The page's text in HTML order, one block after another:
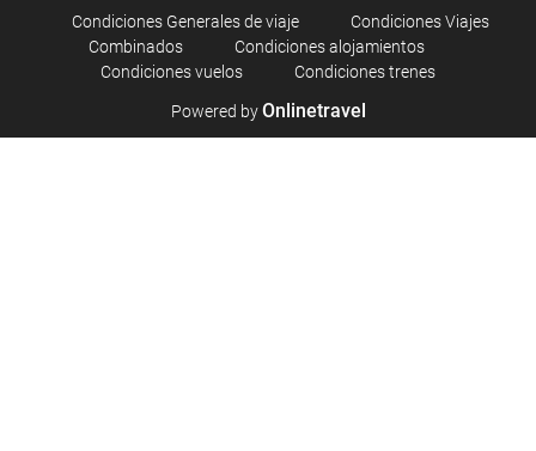
Condiciones Generales de viaje
Condiciones Viajes
Combinados
Condiciones alojamientos
Condiciones vuelos
Condiciones trenes
Powered byOnlinetravel